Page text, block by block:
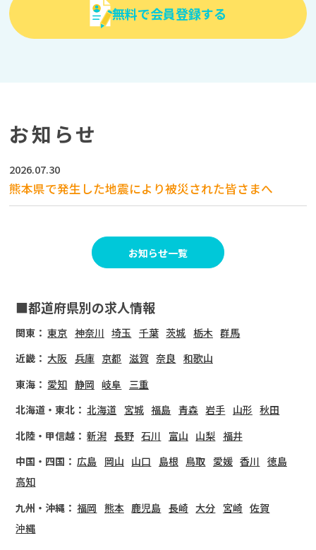
無料で会員登録する
お知らせ
2026.07.30
熊本県で発生した地震により被災された皆さまへ
お知らせ一覧
■都道府県別の求人情報
関東： 東京 神奈川 埼玉 千葉 茨城 栃木 群馬
近畿： 大阪 兵庫 京都 滋賀 奈良 和歌山
東海： 愛知 静岡 岐阜
三重
北海道・東北： 北海道 宮城 福島 青森 岩手 山形 秋田
北陸・甲信越： 新潟 長野 石川 富山 山梨 福井
中国・四国： 広島 岡山 山口 島根 鳥取 愛媛 香川 徳島
高知
九州・沖縄： 福岡 熊本 鹿児島 長崎 大分 宮崎 佐賀
沖縄